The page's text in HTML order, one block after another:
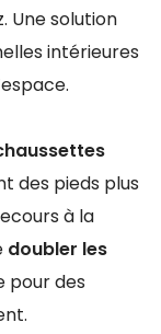
Une solution
intérieures
des pieds plus
à la
doubler les
pour des